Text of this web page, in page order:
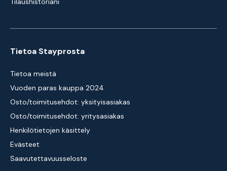
Tietoa Stayprosta
Tietoa meistä
Vuoden paras kauppa 2024
Osto/toimitusehdot: yksityisasiakas
Osto/toimitusehdot: yritysasiakas
Henkilötietojen käsittely
Evästeet
Saavutettavuusseloste